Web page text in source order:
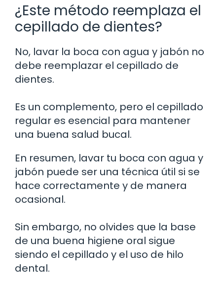
¿Este método reemplaza el
cepillado de dientes?
No, lavar la boca con agua y jabón no
debe reemplazar el cepillado de
dientes.
Es un complemento, pero el cepillado
regular es esencial para mantener
una buena salud bucal.
En resumen, lavar tu boca con agua y
jabón puede ser una técnica útil si se
hace correctamente y de manera
ocasional.
Sin embargo, no olvides que la base
de una buena higiene oral sigue
siendo el cepillado y el uso de hilo
dental.